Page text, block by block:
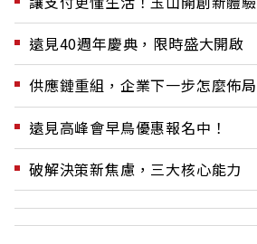
遠見40週年慶典，限時盛大開啟
供應鏈重組，企業下一步怎麼佈局
遠見高峰會早鳥優惠報名中！
破解決策新焦慮，三大核心能力